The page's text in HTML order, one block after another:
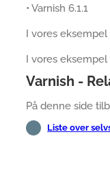
• Varnish 6.1.1
I vores
I vores
Varnish -
På denne side
Liste over